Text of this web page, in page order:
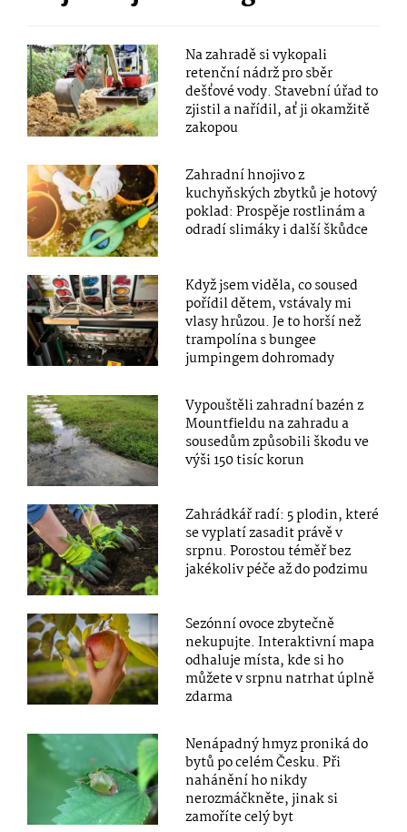
Na zahradě si vykopali
retenční nádrž pro sběr
dešťové vody. Stavební úřad to
zjistil a nařídil, ať ji okamžitě
zakopou
Zahradní hnojivo z
kuchyňských zbytků je hotový
poklad: Prospěje rostlinám a
odradí slimáky i další škůdce
Když jsem viděla, co soused
pořídil dětem, vstávaly mi
vlasy hrůzou. Je to horší než
trampolína s bungee
jumpingem dohromady
Vypouštěli zahradní bazén z
Mountfieldu na zahradu a
sousedům způsobili škodu ve
výši 150 tisíc korun
Zahrádkář radí: 5 plodin, které
se vyplatí zasadit právě v
srpnu. Porostou téměř bez
jakékoliv péče až do podzimu
Sezónní ovoce zbytečně
nekupujte. Interaktivní mapa
odhaluje místa, kde si ho
můžete v srpnu natrhat úplně
zdarma
Nenápadný hmyz proniká do
bytů po celém Česku. Při
nahánění ho nikdy
nerozmáčkněte, jinak si
zamoříte celý byt